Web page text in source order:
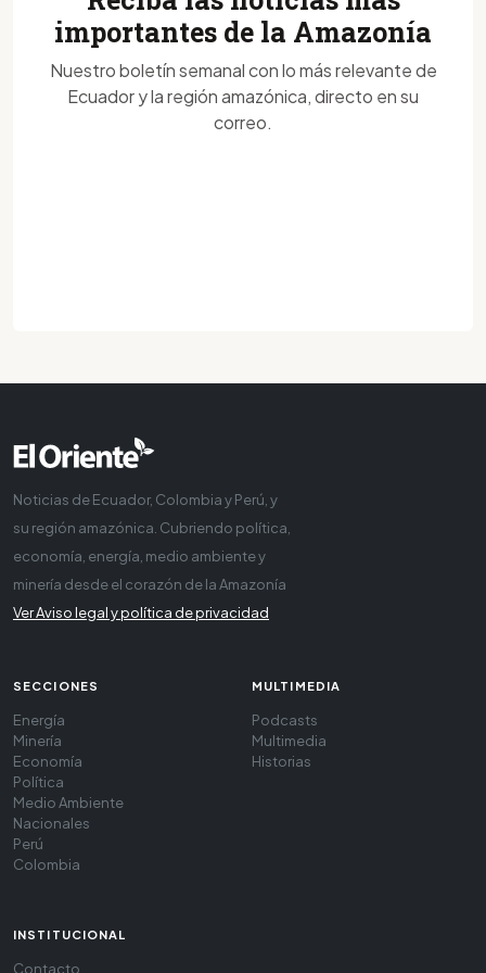
importantes de la Amazonía
Nuestro boletín semanal con lo más relevante de
Ecuador y la región amazónica, directo en su
correo.
Noticias de Ecuador, Colombia y Perú, y
su región amazónica. Cubriendo política,
economía, energía, medio ambiente y
minería desde el corazón de la Amazonía
Ver Aviso legal y política de privacidad
SECCIONES
Energía
Minería
Economía
Política
Medio Ambiente
Nacionales
Perú
Colombia
MULTIMEDIA
Podcasts
Multimedia
Historias
INSTITUCIONAL
Contacto